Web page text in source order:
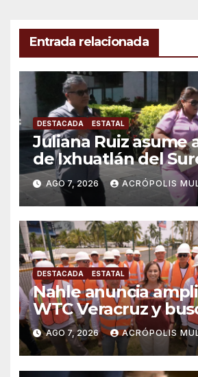
Entrada relacionada
DESTACADA ESTATAL
Juliana Ruiz asume
de Ixhuatlán del
AGO 7, 2026 ACRÓPOLIS
DESTACADA ESTATAL
Nahle anuncia
WTC Veracruz y
solución para
AGO 7, 2026 ACRÓPOLIS